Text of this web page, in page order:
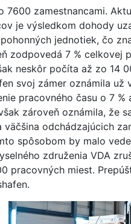
zamestnancami.
je výsledkom dohody
jednotiek, čo
zodpovedá 7 % celkovej
neskôr počíta až zo 14
svoj zámer oznámila už
pracovného času o 7 %
zároveň oznámila, že
odchádzajúcich
spôsobom by malo
združenia VDA
pracovných miest.